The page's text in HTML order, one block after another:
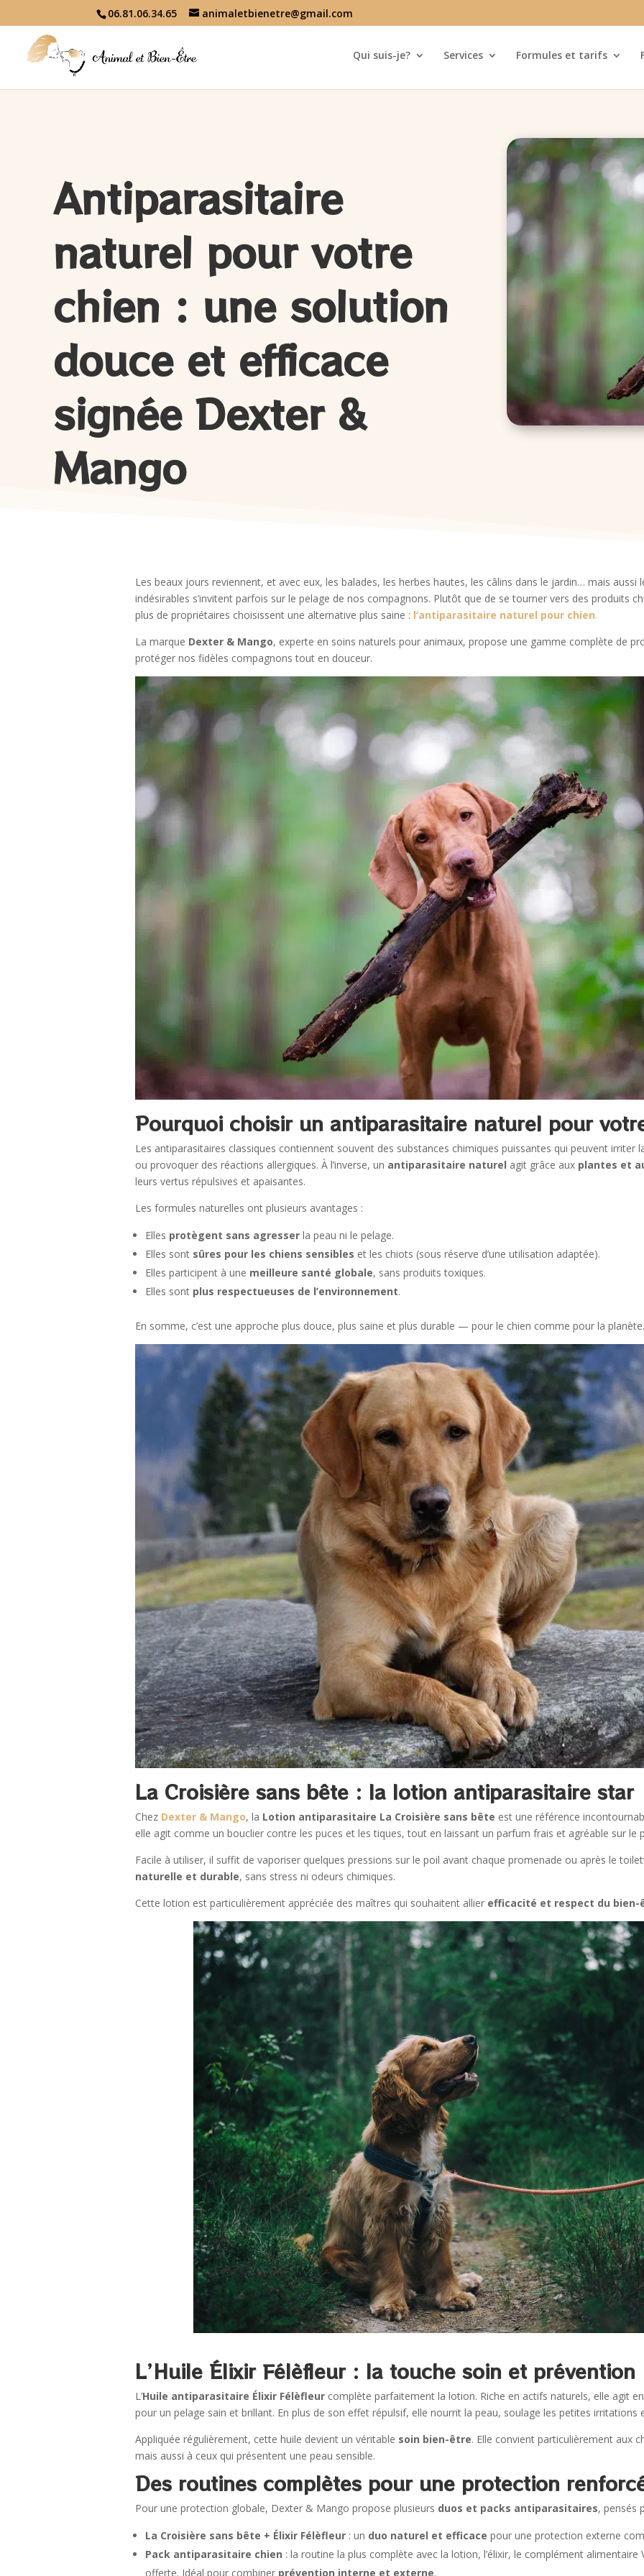
06.81.06.34.65 animaletbienetre@gmail.com
Qui suis-je? Services Formules et tarifs
Antiparasitaire
naturel pour votre
chien : une solution
douce et efficace
signée Dexter &
Mango
Les beaux jours reviennent, et avec eux, les balades, les herbes hautes, les câlins dans le jardin… mais aussi
indésirables s’invitent parfois sur le pelage de nos compagnons. Plutôt que de se tourner vers des produits
plus de propriétaires choisissent une alternative plus saine : l’antiparasitaire naturel pour chien.
La marque Dexter & Mango, experte en soins naturels pour animaux, propose une gamme complète de
protéger nos fidèles compagnons tout en douceur.
Pourquoi choisir un antiparasitaire naturel pour
Les antiparasitaires classiques contiennent souvent des substances chimiques puissantes qui peuvent irriter
ou provoquer des réactions allergiques. À l’inverse, un antiparasitaire naturel agit grâce aux plantes et
leurs vertus répulsives et apaisantes.
Les formules naturelles ont plusieurs avantages :
Elles protègent sans agresser la peau ni le pelage.
Elles sont sûres pour les chiens sensibles et les chiots (sous réserve d’une utilisation adaptée).
Elles participent à une meilleure santé globale, sans produits toxiques.
Elles sont plus respectueuses de l’environnement.
En somme, c’est une approche plus douce, plus saine et plus durable — pour le chien comme pour la
La Croisière sans bête : la lotion antiparasitaire star
Chez Dexter & Mango, la Lotion antiparasitaire La Croisière sans bête est une référence
elle agit comme un bouclier contre les puces et les tiques, tout en laissant un parfum frais et agréable sur le
Facile à utiliser, il suffit de vaporiser quelques pressions sur le poil avant chaque promenade ou après le
naturelle et durable, sans stress ni odeurs chimiques.
Cette lotion est particulièrement appréciée des maîtres qui souhaitent allier efficacité et respect du bien-
L’Huile Élixir Félèfleur : la touche soin et prévention
L’Huile antiparasitaire Élixir Félèfleur complète parfaitement la lotion. Riche en actifs naturels, elle agit
pour un pelage sain et brillant. En plus de son effet répulsif, elle nourrit la peau, soulage les petites irritations
Appliquée régulièrement, cette huile devient un véritable soin bien-être. Elle convient particulièrement aux
mais aussi à ceux qui présentent une peau sensible.
Des routines complètes pour une protection
Pour une protection globale, Dexter & Mango propose plusieurs duos et packs antiparasitaires, pensés
La Croisière sans bête + Élixir Félèfleur : un duo naturel et efficace pour une protection externe
Pack antiparasitaire chien : la routine la plus complète avec la lotion, l’élixir, le complément alimentaire
offerte. Idéal pour combiner prévention interne et externe.